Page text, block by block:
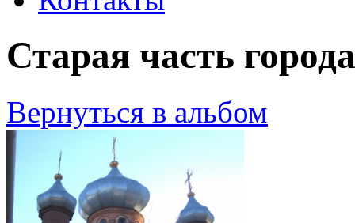
Старая часть
Вернуться в альбом